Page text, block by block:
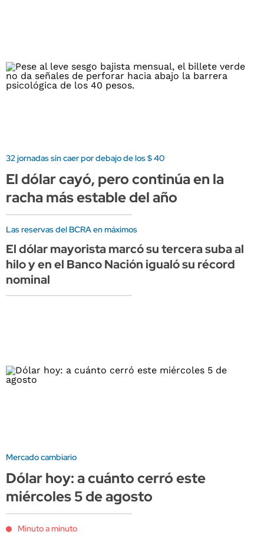
32 jornadas sin caer por debajo de los $ 40
El dólar cayó, pero continúa en la
racha más estable del año
Las reservas del BCRA en máximos
El dólar mayorista marcó su tercera suba al
hilo y en el Banco Nación igualó su récord
nominal
Mercado cambiario
Dólar hoy: a cuánto cerró este
miércoles 5 de agosto
Minuto a minuto